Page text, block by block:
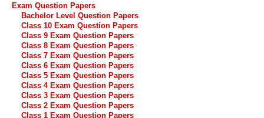
Exam Question Papers
Bachelor Level Question Papers
Class 10 Exam Question Papers
Class 9 Exam Question Papers
Class 8 Exam Question Papers
Class 7 Exam Question Papers
Class 6 Exam Question Papers
Class 5 Exam Question Papers
Class 4 Exam Question Papers
Class 3 Exam Question Papers
Class 2 Exam Question Papers
Class 1 Exam Question Papers